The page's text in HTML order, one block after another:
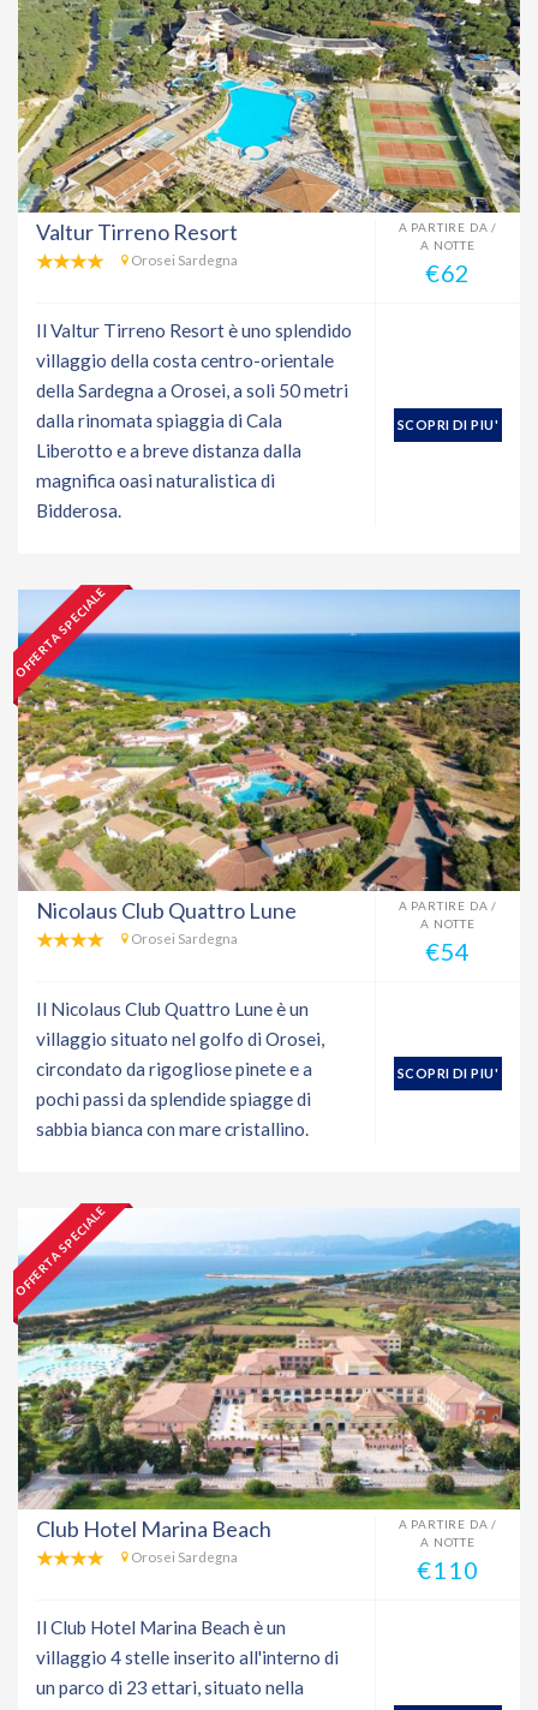
Valtur Tirreno Resort
Orosei Sardegna
A PARTIRE DA /
A NOTTE
€62
Il Valtur Tirreno Resort è uno splendido
villaggio della costa centro-orientale
della Sardegna a Orosei, a soli 50 metri
dalla rinomata spiaggia di Cala
Liberotto e a breve distanza dalla
magnifica oasi naturalistica di
Bidderosa.
SCOPRI DI PIU'
OFFERTA SPECIALE
Nicolaus Club Quattro Lune
Orosei Sardegna
A PARTIRE DA /
A NOTTE
€54
Il Nicolaus Club Quattro Lune è un
villaggio situato nel golfo di Orosei,
circondato da rigogliose pinete e a
pochi passi da splendide spiagge di
sabbia bianca con mare cristallino.
SCOPRI DI PIU'
OFFERTA SPECIALE
Club Hotel Marina Beach
Orosei Sardegna
A PARTIRE DA /
A NOTTE
€110
Il Club Hotel Marina Beach è un
villaggio 4 stelle inserito all'interno di
un parco di 23 ettari, situato nella